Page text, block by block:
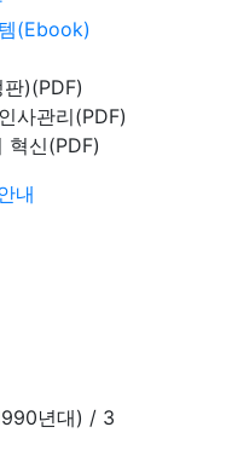
(Ebook)
)(PDF)
사관리(PDF)
혁신(PDF)
내
년대) / 3